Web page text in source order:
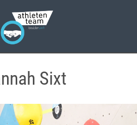
Sixt